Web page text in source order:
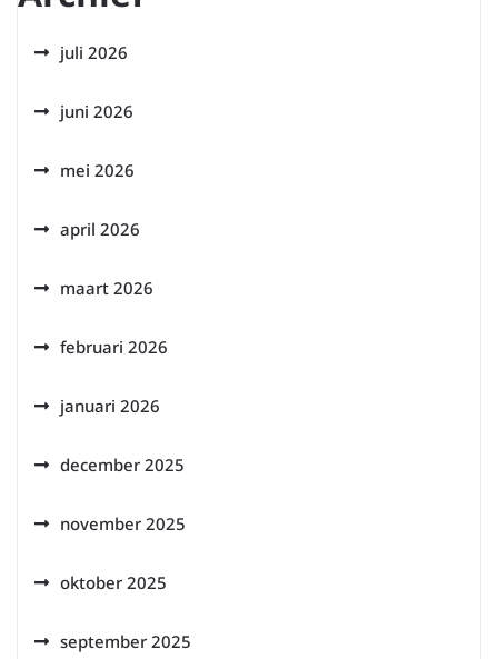
juli 2026
juni 2026
mei 2026
april 2026
maart 2026
februari 2026
januari 2026
december 2025
november 2025
oktober 2025
september 2025